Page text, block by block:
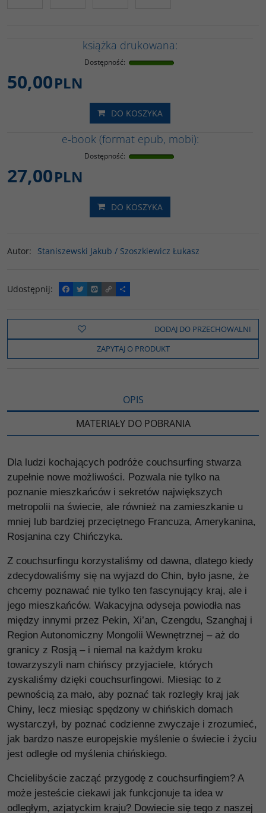
książka drukowana:
Dostępność:
50,00PLN
DO KOSZYKA
e-book (format epub, mobi):
Dostępność:
27,00PLN
DO KOSZYKA
Autor: Staniszewski Jakub / Szoszkiewicz Łukasz
Udostępnij:
F
a
e
o
k
T
w
t
t
e
W
y
o
C
o
y
i
n
k
P
o
z
e
l
s
DODAJ DO PRZECHOWALNI
ZAPYTAJ O PRODUKT
OPIS
MATERIAŁY DO POBRANIA
Dla ludzi kochających podróże couchsurfing stwarza
zupełnie nowe możliwości. Pozwala nie tylko na
poznanie mieszkańców i sekretów największych
metropolii na świecie, ale również na zamieszkanie u
mniej lub bardziej przeciętnego Francuza, Amerykanina,
Rosjanina czy Chińczyka.
Z couchsurfingu korzystaliśmy od dawna, dlatego kiedy
zdecydowaliśmy się na wyjazd do Chin, było jasne, że
chcemy poznawać nie tylko ten fascynujący kraj, ale i
jego mieszkańców. Wakacyjna odyseja powiodła nas
między innymi przez Pekin, Xi’an, Czengdu, Szanghaj i
Region Autonomiczny Mongolii Wewnętrznej – aż do
granicy z Rosją – i niemal na każdym kroku
towarzyszyli nam chińscy przyjaciele, których
zyskaliśmy dzięki couchsurfingowi. Miesiąc to z
pewnością za mało, aby poznać tak rozległy kraj jak
Chiny, lecz miesiąc spędzony w chińskich domach
wystarczył, by poznać codzienne zwyczaje i zrozumieć,
jak bardzo nasze europejskie myślenie o świecie i życiu
jest odległe od myślenia chińskiego.
Chcielibyście zacząć przygodę z couchsurfingiem? A
może jesteście ciekawi jak funkcjonuje ta idea w
odległym, azjatyckim kraju? Dowiecie się tego z naszej